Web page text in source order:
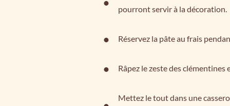
pourront servir à la décoration.
Réservez la pâte au frais
Râpez le zeste des clémentines
Mettez le tout dans une